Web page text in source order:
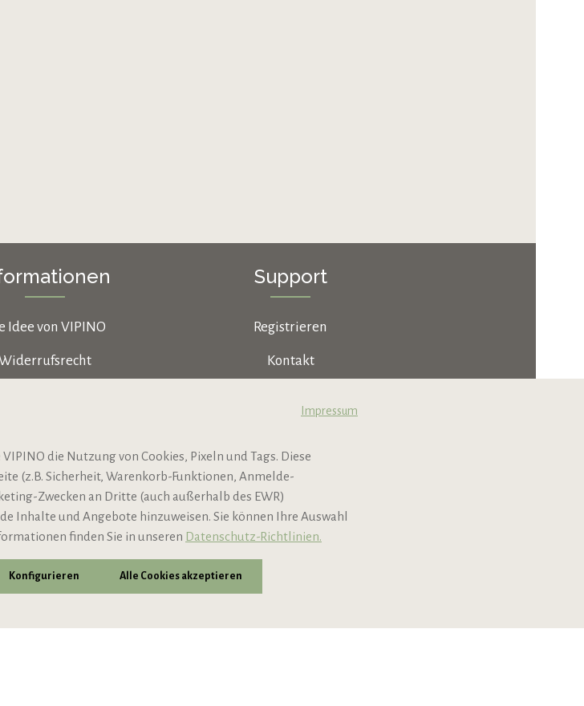
Idee von VIPINO
Impressum
Jugendschutz
Support
Registrieren
Kontakt
Newsletter
Impressum
die Nutzung von Cookies, Pixeln und Tags. Diese
(z.B. Sicherheit, Warenkorb-Funktionen, Anmelde-
Zwecken an Dritte (auch außerhalb des EWR)
Inhalte und Angebote hinzuweisen. Sie können Ihre Auswahl
finden Sie in unseren Datenschutz-Richtlinien.
Konfigurieren Alle Cookies akzeptieren